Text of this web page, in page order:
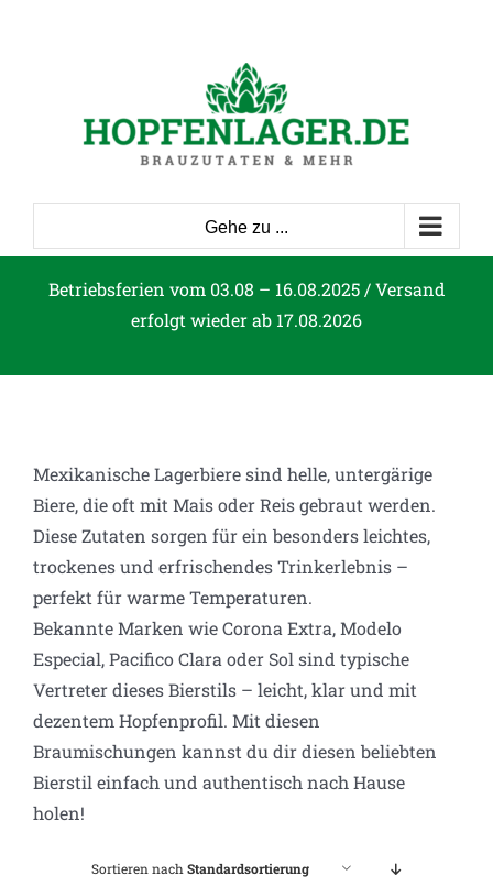
Gehe zu ...
Betriebsferien vom 03.08 – 16.08.2025 / Versand
erfolgt wieder ab 17.08.2026
Mexikanische Lagerbiere sind helle, untergärige
Biere, die oft mit Mais oder Reis gebraut werden.
Diese Zutaten sorgen für ein besonders leichtes,
trockenes und erfrischendes Trinkerlebnis –
perfekt für warme Temperaturen.
Bekannte Marken wie Corona Extra, Modelo
Especial, Pacifico Clara oder Sol sind typische
Vertreter dieses Bierstils – leicht, klar und mit
dezentem Hopfenprofil. Mit diesen
Braumischungen kannst du dir diesen beliebten
Bierstil einfach und authentisch nach Hause
holen!
Sortieren nach Standardsortierung